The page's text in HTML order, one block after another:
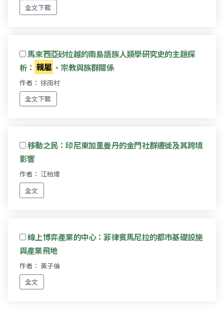
全文下載
馬來西亞砂拉越的南島語族人類學研究史的主題探
析： 親屬 、宗教與族群關係
作者： 徐雨村
全文下載
移動之民：印尼東加里曼丹的金門社群遷徙及其跨境
影響
作者： 江柏煒
全文
線上博弈產業的中心：菲律賓馬尼拉的都市基礎設施
與產業飛地
作者： 黃子倫
全文